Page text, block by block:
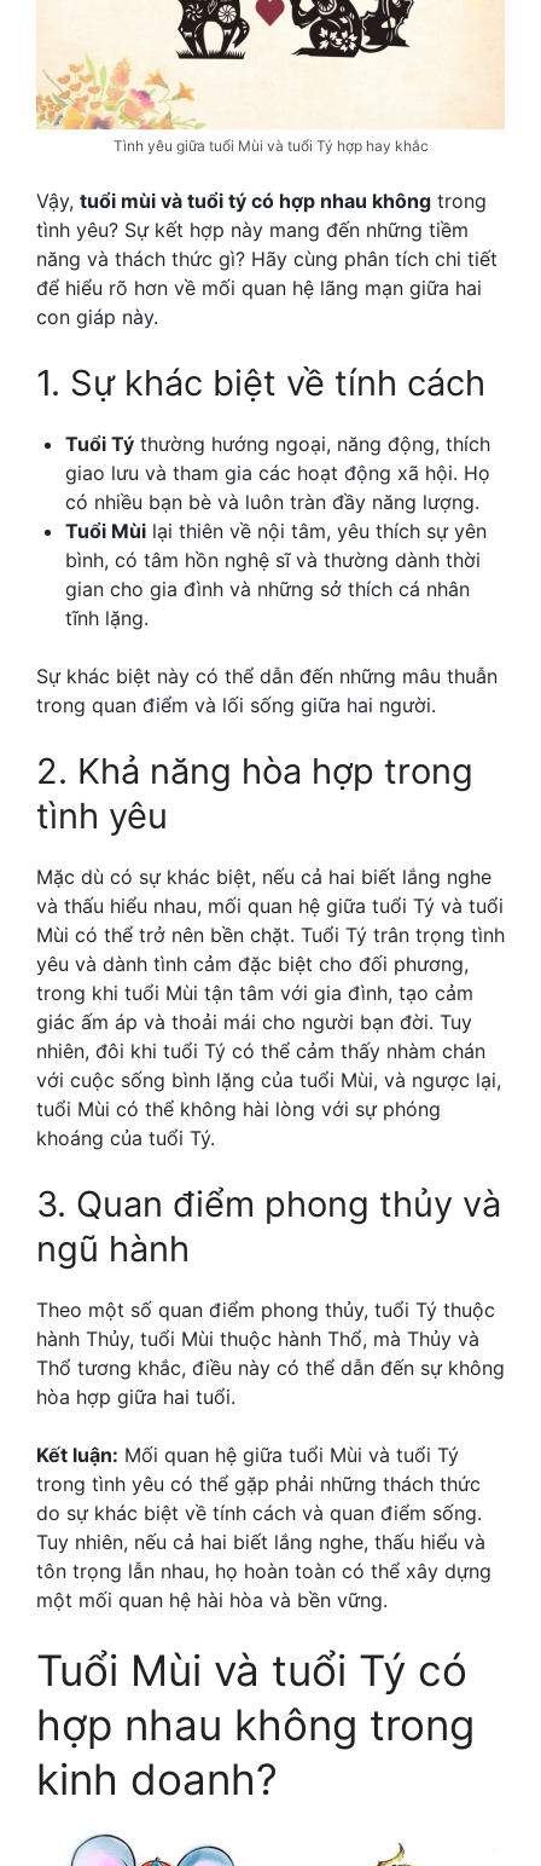
Tình yêu giữa tuổi Mùi và tuổi Tý hợp hay khắc
Vậy, tuổi mùi và tuổi tý có hợp nhau không trong
tình yêu? Sự kết hợp này mang đến những tiềm
năng và thách thức gì? Hãy cùng phân tích chi tiết
để hiểu rõ hơn về mối quan hệ lãng mạn giữa hai
con giáp này.
1. Sự khác biệt về tính cách
Tuổi Tý thường hướng ngoại, năng động, thích
giao lưu và tham gia các hoạt động xã hội. Họ
có nhiều bạn bè và luôn tràn đầy năng lượng.
Tuổi Mùi lại thiên về nội tâm, yêu thích sự yên
bình, có tâm hồn nghệ sĩ và thường dành thời
gian cho gia đình và những sở thích cá nhân
tĩnh lặng.
Sự khác biệt này có thể dẫn đến những mâu thuẫn
trong quan điểm và lối sống giữa hai người.
2. Khả năng hòa hợp trong
tình yêu
Mặc dù có sự khác biệt, nếu cả hai biết lắng nghe
và thấu hiểu nhau, mối quan hệ giữa tuổi Tý và tuổi
Mùi có thể trở nên bền chặt. Tuổi Tý trân trọng tình
yêu và dành tình cảm đặc biệt cho đối phương,
trong khi tuổi Mùi tận tâm với gia đình, tạo cảm
giác ấm áp và thoải mái cho người bạn đời. Tuy
nhiên, đôi khi tuổi Tý có thể cảm thấy nhàm chán
với cuộc sống bình lặng của tuổi Mùi, và ngược lại,
tuổi Mùi có thể không hài lòng với sự phóng
khoáng của tuổi Tý.
3. Quan điểm phong thủy và
ngũ hành
Theo một số quan điểm phong thủy, tuổi Tý thuộc
hành Thủy, tuổi Mùi thuộc hành Thổ, mà Thủy và
Thổ tương khắc, điều này có thể dẫn đến sự không
hòa hợp giữa hai tuổi.
Kết luận: Mối quan hệ giữa tuổi Mùi và tuổi Tý
trong tình yêu có thể gặp phải những thách thức
do sự khác biệt về tính cách và quan điểm sống.
Tuy nhiên, nếu cả hai biết lắng nghe, thấu hiểu và
tôn trọng lẫn nhau, họ hoàn toàn có thể xây dựng
một mối quan hệ hài hòa và bền vững.
Tuổi Mùi và tuổi Tý có
hợp nhau không trong
kinh doanh?